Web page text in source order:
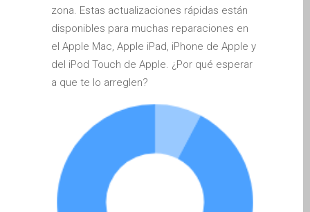
Apple Mac Pro Repair
Dundee – Mac Pro Server
– Upgrades
Apple Mac, iPhone, iPad &
upgrades in Dundee-
Angus, Tayside and North
Apple MacBook Chargers
Dundee – Power Supplies
Battery Replacement for
zona. Estas actualizaciones rápidas están
disponibles para muchas reparaciones en
el Apple Mac, Apple iPad, iPhone de Apple y
del iPod Touch de Apple. ¿Por qué esperar
a que te lo arreglen?